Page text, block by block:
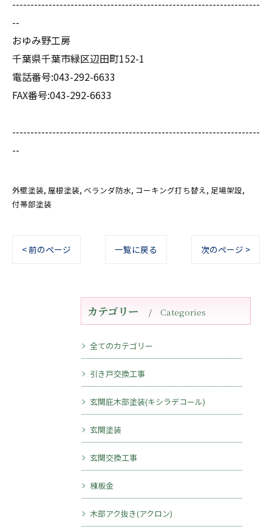
--------------------------------------------------------------------
--
おゆみ野工房
千葉県千葉市緑区辺田町152-1
電話番号:043-292-6633
FAX番号:043-292-6633
--------------------------------------------------------------------
--
外壁塗装 屋根塗装 ベランダ防水 コーキング打ち替え 足場架設
付帯部塗装
< 前のページ 一覧に戻る 次のページ >
カテゴリー Categories
全てのカテゴリー
引き戸交換工事
玄関庇木部塗装(キシラデコール)
玄関塗装
玄関交換工事
棟板金
木部アク抜き(アクロン)